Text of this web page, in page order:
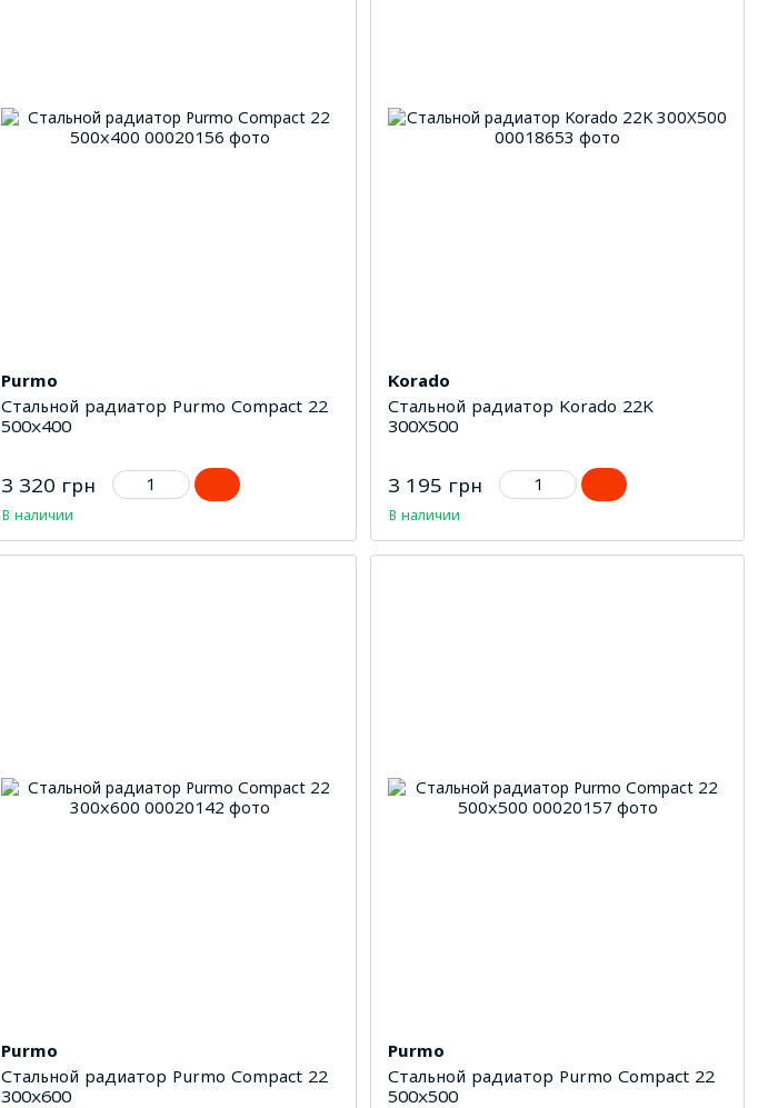
Purmo
Стальной радиатор Purmo Compact 22
500х400
3 320 грн
В наличии
Korado
Стальной радиатор Korado 22K
300Х500
3 195 грн
В наличии
Purmo
Стальной радиатор Purmo Compact 22
300х600
Purmo
Стальной радиатор Purmo Compact 22
500х500